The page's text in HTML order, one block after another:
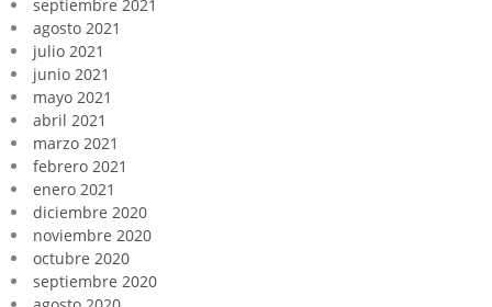
septiembre 2021
agosto 2021
julio 2021
junio 2021
mayo 2021
abril 2021
marzo 2021
febrero 2021
enero 2021
diciembre 2020
noviembre 2020
octubre 2020
septiembre 2020